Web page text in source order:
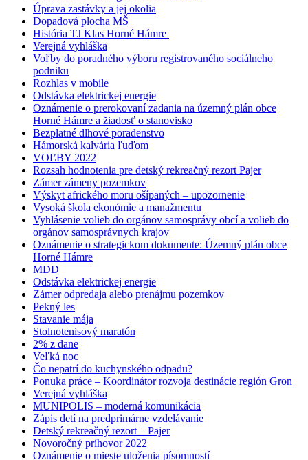
Úprava zastávky a jej okolia
Dopadová plocha MŠ
História TJ Klas Horné Hámre
Verejná vyhláška
Voľby do poradného výboru registrovaného sociálneho
podniku
Rozhlas v mobile
Odstávka elektrickej energie
Oznámenie o prerokovaní zadania na územný plán obce
Horné Hámre a žiadosť o stanovisko
Bezplatné dlhové poradenstvo
Hámorská kalvária ľuďom
VOĽBY 2022
Rozsah hodnotenia pre detský rekreačný rezort Pajer
Zámer zámeny pozemkov
Výskyt afrického moru ošípaných – upozornenie
Vysoká škola ekonómie a manažmentu
Vyhlásenie volieb do orgánov samosprávy obcí a volieb do
orgánov samosprávnych krajov
Oznámenie o strategickom dokumente: Územný plán obce
Horné Hámre
MDD
Odstávka elektrickej energie
Zámer odpredaja alebo prenájmu pozemkov
Pekný les
Stavanie mája
Stolnotenisový maratón
2% z dane
Veľká noc
Čo nepatrí do kuchynského odpadu?
Ponuka práce – Koordinátor rozvoja destinácie región Gron
Verejná vyhláška
MUNIPOLIS – moderná komunikácia
Zápis detí na predprimárne vzdelávanie
Detský rekreačný rezort – Pajer
Novoročný príhovor 2022
Oznámenie o mieste uloženia písomností